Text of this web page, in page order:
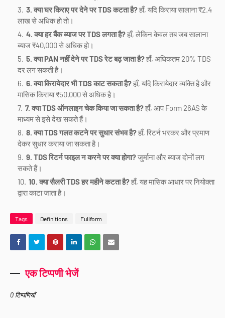
3. क्या घर किराए पर देने पर TDS कटता है?हाँ, यदि किराया सालाना ₹2.4
लाख से अधिक हो तो।
4. क्या हर बैंक ब्याज पर TDS लगता है?हाँ, लेकिन केवल तब जब सालाना
ब्याज ₹40,000 से अधिक हो।
5. क्या PAN नहीं देने पर TDS रेट बढ़ जाता है?हाँ, अधिकतम 20% TDS
दर लग सकती है।
6. क्या किरायेदार भी TDS काट सकता है?हाँ, यदि किरायेदार व्यक्ति है और
मासिक किराया ₹50,000 से अधिक है।
7. क्या TDS ऑनलाइन चेक किया जा सकता है?हाँ, आप Form 26AS के
माध्यम से इसे देख सकते हैं।
8. क्या TDS गलत कटने पर सुधार संभव है?हाँ, रिटर्न भरकर और प्रमाण
देकर सुधार कराया जा सकता है।
9. TDS रिटर्न फाइल न करने पर क्या होगा?जुर्माना और ब्याज दोनों लग
सकते हैं।
10. क्या सैलरी TDS हर महीने कटता है?हाँ, यह मासिक आधार पर नियोक्ता
द्वारा काटा जाता है।
Tags Definitions Fullform
एक टिप्पणी भेजें
0 टिप्पणियाँ